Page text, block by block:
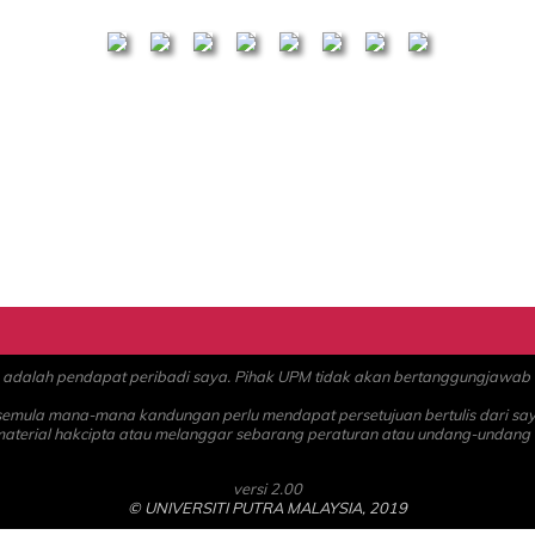
adalah pendapat peribadi saya. Pihak UPM tidak akan
mana-mana kandungan perlu mendapat persetujuan bertulis dari
hakcipta atau melanggar sebarang peraturan atau undang-
versi 2.00
© UNIVERSITI PUTRA MALAYSIA, 2019